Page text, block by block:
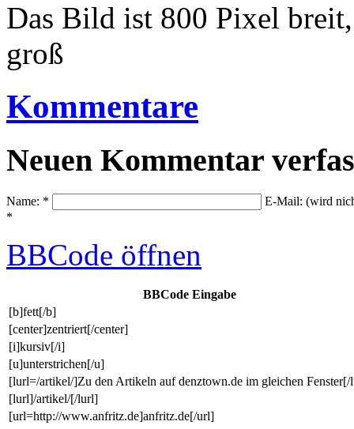
Das Bild ist 800 Pixel
groß
Kommentare
Neuen Kommentar
Name: *
E-Mail: (wird
*
BBCode öffnen
BBCode Eingabe
[b]fett[/b]
[center]zentriert[/center]
[i]kursiv[/i]
[u]unterstrichen[/u]
[lurl=/artikel/]Zu den Artikeln auf denztown.de im gleichen
[lurl]/artikel/[/lurl]
[url=http://www.anfritz.de]anfritz.de[/url]